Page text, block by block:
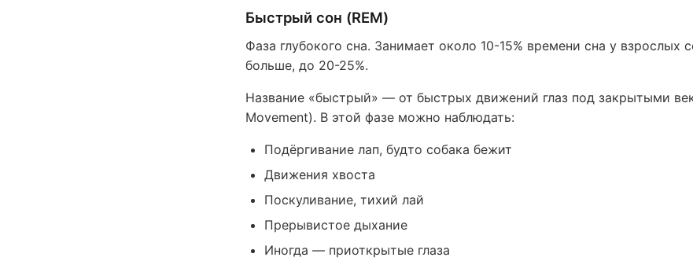
Быстрый сон (REM)
Фаза глубокого сна. Занимает около 10-15% времени сна у взрослых
больше, до 20-25%.
Название «быстрый» — от быстрых движений глаз под закрытыми
Movement). В этой фазе можно наблюдать:
Подёргивание лап, будто собака бежит
Движения хвоста
Поскуливание, тихий лай
Прерывистое дыхание
Иногда — приоткрытые глаза